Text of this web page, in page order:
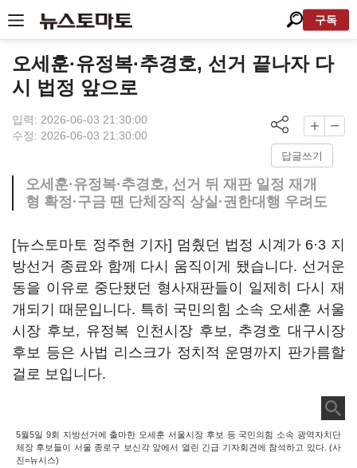
구독
오세훈·유정복·추경호, 선거 끝나자 다
시 법정 앞으로
입력: 2026-06-03 21:30:00
수정: 2026-06-03 21:30:00
답글쓰기
오세훈·유정복·추경호, 선거 뒤 재판 일정 재개
형 확정·구금 땐 단체장직 상실·권한대행 우려도
[뉴스토마토 정주현 기자] 멈췄던 법정 시계가 6·3 지
방선거 종료와 함께 다시 움직이게 됐습니다. 선거운
동을 이유로 중단됐던 형사재판들이 일제히 다시 재
개되기 때문입니다. 특히 국민의힘 소속 오세훈 서울
시장 후보, 유정복 인천시장 후보, 추경호 대구시장
후보 등은 사법 리스크가 정치적 운명까지 판가름할
걸로 보입니다.
5월5일 9회 지방선거에 출마한 오세훈 서울시장 후보 등 국민의힘 소속 광역자치단
체장 후보들이 서울 종로구 보신각 앞에서 열린 긴급 기자회견에 참석하고 있다. (사
진=뉴시스)